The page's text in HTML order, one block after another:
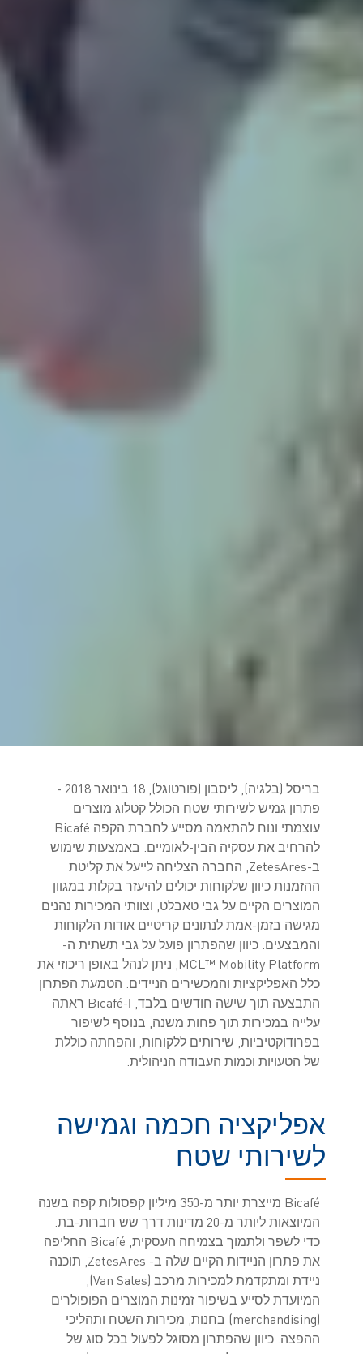
בריסל (בלגיה), ליסבון (פורטוגל), 18 בינואר 2018 -
פתרון גמיש לשירותי שטח הכולל קטלוג מוצרים
עוצמתי ונוח להתאמה מסייע לחברת הקפה Bicafé
להרחיב את עסקיה הבין-לאומיים. באמצעות שימוש
ב-ZetesAres, החברה הצליחה לייעל את קליטת
ההזמנות כיוון שלקוחות יכולים להיעזר בקלות במגוון
המוצרים הקיים על גבי טאבלט, וצוותי המכירות נהנים
מגישה בזמן-אמת לנתונים קריטיים אודות הלקוחות
והמבצעים. כיוון שהפתרון פועל על גבי תשתית ה-
MCL™ Mobility Platform, ניתן לנהל באופן ריכוזי את
כלל האפליקציות והמכשירים הניידים. הטמעת הפתרון
התבצעה תוך שישה חודשים בלבד, ו-Bicafé ראתה
עלייה במכירות תוך פחות משנה, בנוסף לשיפור
בפרודוקטיביות, שירותים ללקוחות, והפחתה כוללת
של הטעויות וכמות העבודה הניהולית.
אפליקציה חכמה וגמישה
לשירותי שטח
Bicafé מייצרת יותר מ-350 מיליון קפסולות קפה בשנה
המיוצאות ליותר מ-20 מדינות דרך שש חברות-בת.
כדי לשפר ולתמוך בצמיחה העסקית, Bicafé החליפה
את פתרון הניידות הקיים שלה ב- ZetesAres, תוכנה
ניידת ומתקדמת למכירות מרכב (Van Sales),
המיועדת לסייע בשיפור זמינות המוצרים הפופולרים
(merchandising) בחנות, מכירות השטח ותהליכי
ההפצה. כיוון שהפתרון מסוגל לפעול בכל סוג של